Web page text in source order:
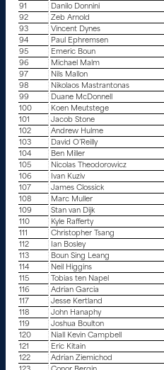
91
Danilo Donnini
92
Zeb Arnold
93
Vincent Dynes
94
Paul Ephremsen
95
Emeric Boun
96
Michael Malm
97
Nils Mallon
98
Nikolaos Mastrantonas
99
Duane McDonnell
100
Koen Meutstege
101
Jacob Stone
102
Andrew Hulme
103
David O’Reilly
104
Ben Miller
105
Nicolas Theodorowicz
106
Ivan Kuziv
107
James Clossick
108
Marc Muller
109
Stan van Dijk
110
Kyle Rafferty
111
Christopher Tsang
112
Ian Bosley
113
Boun Sing Leang
114
Neil Higgins
115
Tobias ten Napel
116
Adrian Garcia
117
Jesse Kertland
118
John Hanaphy
119
Joshua Boulton
120
Niall Kevin Campbell
121
Eric Kitain
122
Adrian Ziemichod